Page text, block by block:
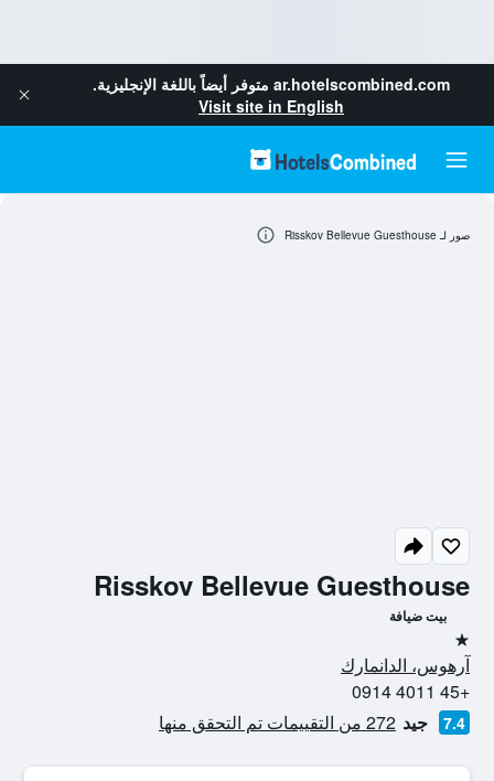
ar.hotelscombined.com متوفر أيضاً باللغة الإنجليزية.
Visit site in English
Risskov Bellevue Guesthouse
بيت ضيافة
نجمة واحدة
آرهوس، الدانمارك
+45 4011 0914
7.4 جيد 272 من التقييمات تم التحقق منها
صور لـ Risskov Bellevue Guesthouse